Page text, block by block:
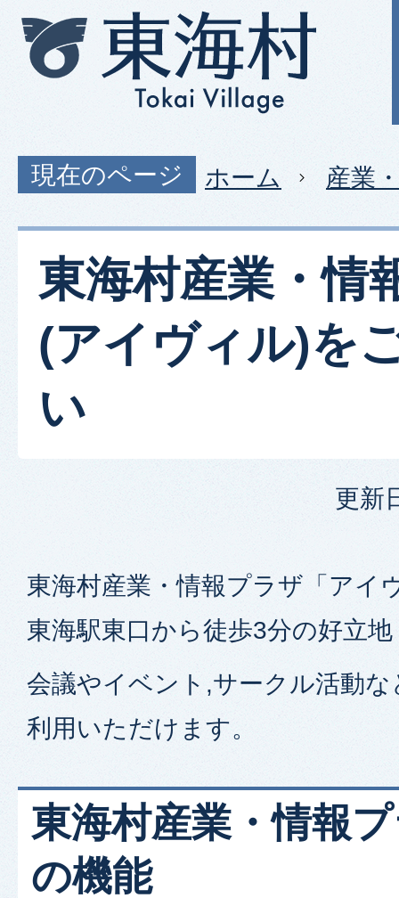
現在のページ ホーム 産業
東海村産業・情
(アイヴィル)を
い
更新
東海村産業・情報プラザ「アイ
東海駅東口から徒歩3分の好立地
会議やイベント,サークル活動
利用いただけます。
東海村産業・情報
の機能